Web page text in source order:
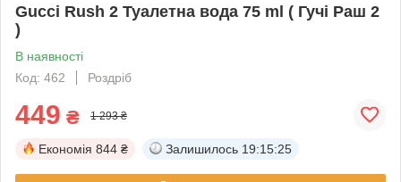
Gucci Rush 2 Туалетна вода 75 ml ( Гучі Раш 2
)
В наявності
Код: 462
Роздріб
449 ₴ 1 293 ₴
Економія 844 ₴ Залишилось 19:15:24